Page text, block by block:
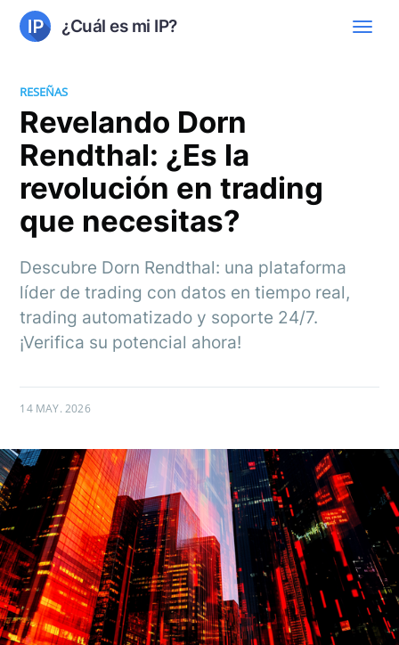
¿Cuál es mi IP?
RESEÑAS
Revelando Dorn
Rendthal: ¿Es la
revolución en trading
que necesitas?
Descubre Dorn Rendthal: una plataforma
líder de trading con datos en tiempo real,
trading automatizado y soporte 24/7.
¡Verifica su potencial ahora!
14 MAY. 2026